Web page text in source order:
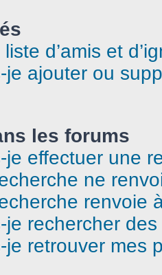
d’amis et
ajouter ou
les forums
je effectuer une
ne
renvoie
je rechercher
je retrouver mes